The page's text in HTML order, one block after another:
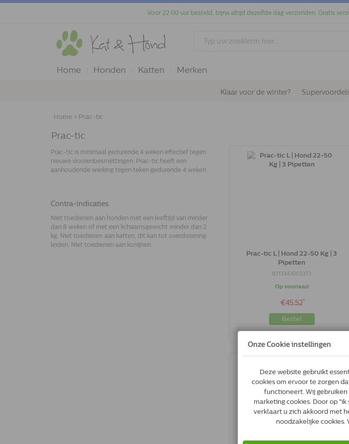
Voor 22:00 uur besteld, bijna altijd dezelfde dag verzonden. Gratis
Home Honden Katten Merken
Klaar voor de winter?
Home » Prac-tic
Prac-tic
Prac-tic is minimaal gedurende 4 weken effectief tegen
nieuwe vlooienbesmettingen. Prac-tic heeft een
aanhoudende werking tegen teken gedurende 4 weken.
Contra-indicaties
Niet toedienen aan honden met een leeftijd van minder
dan 8 weken of met een lichaamsgewicht minder dan 2
kg. Niet toedienen aan katten, dit kan tot overdosering
leiden. Niet toedienen aan konijnen.
Prac-tic L | Hond 22-50 Kg | 3
Pipetten
8713343002373
Op voorraad
€45.52*
Bestel